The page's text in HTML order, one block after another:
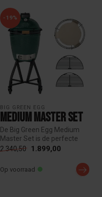
-19%
BIG GREEN EGG
Medium Master Set
De Big Green Egg Medium
Master Set is de perfecte
alleskunner. Met een
2.340,50 1.899,00
Op voorraad